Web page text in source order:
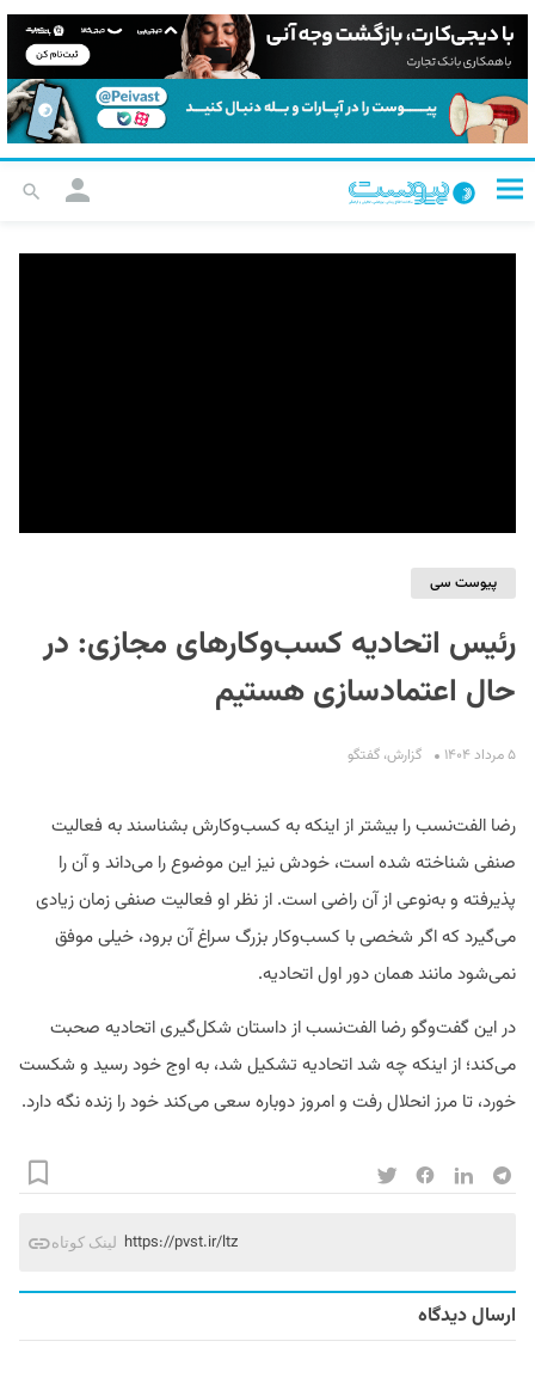
پیوست سی
رئیس اتحادیه کسب‌وکارهای مجازی: در
حال اعتمادسازی هستیم
۵ مرداد ۱۴۰۴ گزارش، گفتگو
رضا الفت‌نسب را بیشتر از اینکه به کسب‌وکارش بشناسند به فعالیت
صنفی شناخته شده است، خودش نیز این موضوع را می‌داند و آن را
پذیرفته و به‌نوعی از آن راضی است. از نظر او فعالیت صنفی زمان زیادی
می‌گیرد که اگر شخصی با کسب‌وکار بزرگ سراغ آن برود، خیلی موفق
نمی‌شود مانند همان دور اول اتحادیه.
در این گفت‌وگو رضا الفت‌نسب از داستان شکل‌گیری اتحادیه صحبت
می‌کند؛ از اینکه چه شد اتحادیه تشکیل شد، به اوج خود رسید و شکست
خورد، تا مرز انحلال رفت و امروز دوباره سعی می‌کند خود را زنده نگه دارد.
لینک کوتاه https://pvst.ir/ltz
ارسال دیدگاه